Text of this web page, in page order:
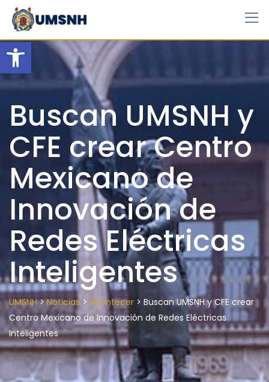
Open toolbar
Skip
content
Buscan UMSNH y
CFE crear Centro
Mexicano de
Innovación de
Redes Eléctricas
Inteligentes
UMSNH>Noticias > Acontecer > Buscan UMSNH y CFE crear
Centro Mexicano de Innovación de Redes Eléctricas
Inteligentes